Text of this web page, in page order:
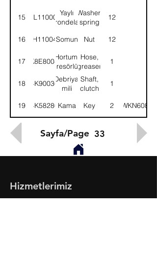
15 WL110002
Yaylı
rondela
Washer,
spring
12
16 NH110041Somun Nut 12
17 K8E8004
Hortum,
gresörlük
Hose,
greaser
1
18 4K90036
Debriyaj
mili
Shaft,
clutch
1
19 4K58280 Kama Key 2 (WKN608)
Sayfa/Page 33
Hizmetlerimiz